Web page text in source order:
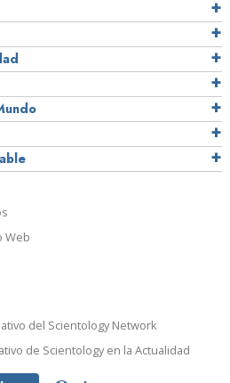
Web
del Scientology Network
de Scientology en la Actualidad